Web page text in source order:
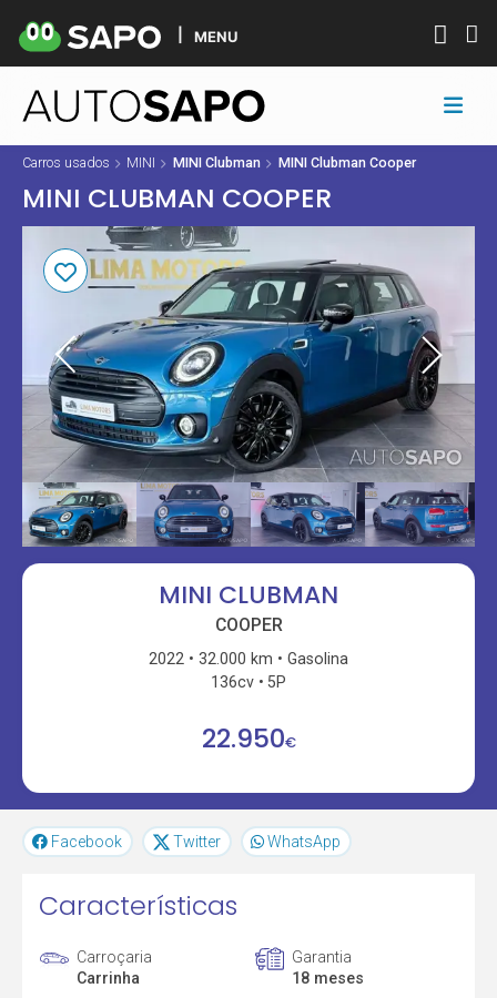
MENU
Carros usados MINI MINI Clubman MINI Clubman Cooper
MINI CLUBMAN COOPER
MINI CLUBMAN
COOPER
2022 32.000 km
Gasolina
136cv
5P
22.950€
Facebook Twitter WhatsApp
Características
Carroçaria
Carrinha
Garantia
18 meses